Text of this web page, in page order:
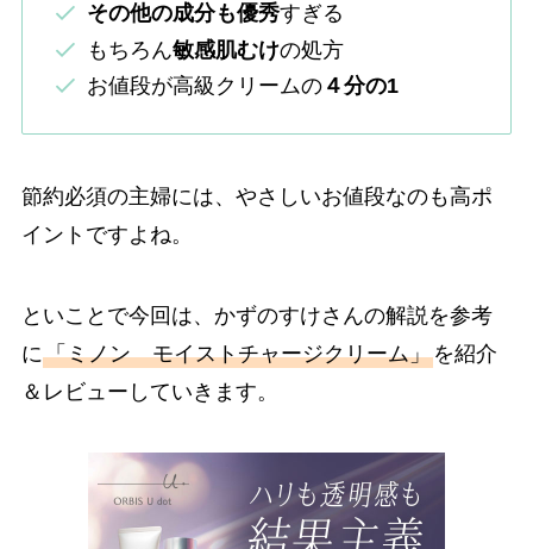
その他の成分も優秀すぎる
もちろん敏感肌むけの処方
お値段が高級クリームの４分の1
節約必須の主婦には、やさしいお値段なのも高ポ
イントですよね。
といことで今回は、かずのすけさんの解説を参考
に「ミノン モイストチャージクリーム」を紹介
＆レビューしていきます。